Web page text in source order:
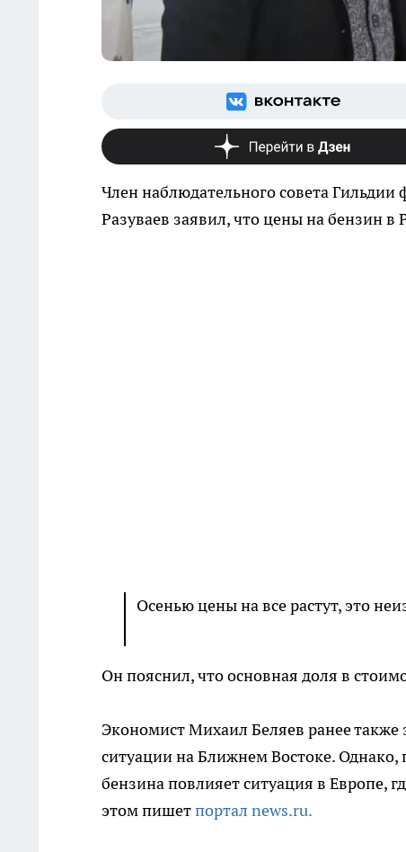
Член наблюдательного совета
Разуваев заявил, что цены на бензин в
Осенью цены на все растут, это
Он пояснил, что основная доля в
Экономист Михаил Беляев ранее
ситуации на Ближнем Востоке.
бензина повлияет ситуация в Европе,
этом пишетпортал news.ru.